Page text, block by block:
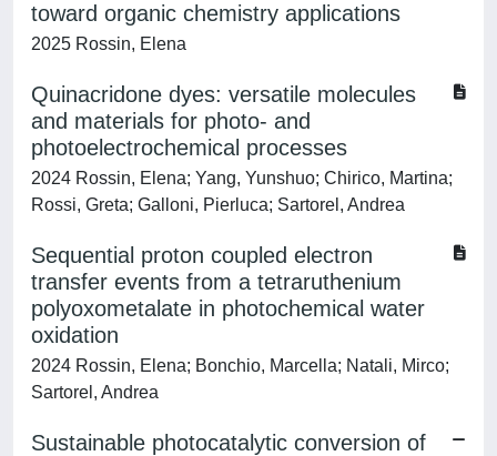
toward organic chemistry applications
2025 Rossin, Elena
Quinacridone dyes: versatile molecules
and materials for photo- and
photoelectrochemical processes
2024 Rossin, Elena; Yang, Yunshuo; Chirico, Martina;
Rossi, Greta; Galloni, Pierluca; Sartorel, Andrea
Sequential proton coupled electron
transfer events from a tetraruthenium
polyoxometalate in photochemical water
oxidation
2024 Rossin, Elena; Bonchio, Marcella; Natali, Mirco;
Sartorel, Andrea
Sustainable photocatalytic conversion of